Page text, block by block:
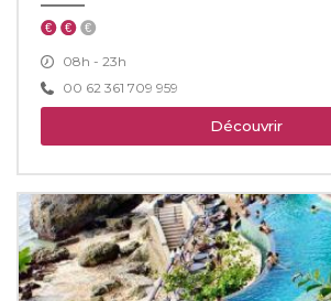
08h - 23h
00 62 361 709 959
Découvrir